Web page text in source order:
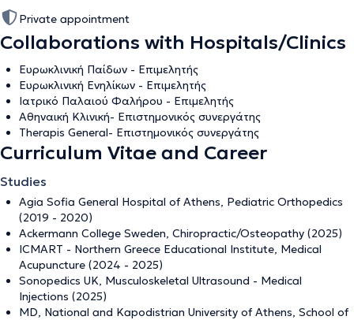
Private appointment
Collaborations with Hospitals/Clinics
Ευρωκλινική Παίδων - Eπιμελητής
Ευρωκλινική Ενηλίκων - Επιμελητής
Ιατρικό Παλαιού Φαλήρου - Επιμελητής
Αθηναική Κλινική- Επιστημονικός συνεργάτης
Therapis General- Επιστημονικός συνεργάτης
Curriculum Vitae and Career
Studies
Agia Sofia General Hospital of Athens, Pediatric Orthopedics
(2019 - 2020)
Ackermann College Sweden, Chiropractic/Osteopathy (2025)
ICMART - Northern Greece Educational Institute, Medical
Acupuncture (2024 - 2025)
Sonopedics UK, Musculoskeletal Ultrasound - Medical
Injections (2025)
MD, National and Kapodistrian University of Athens, School of